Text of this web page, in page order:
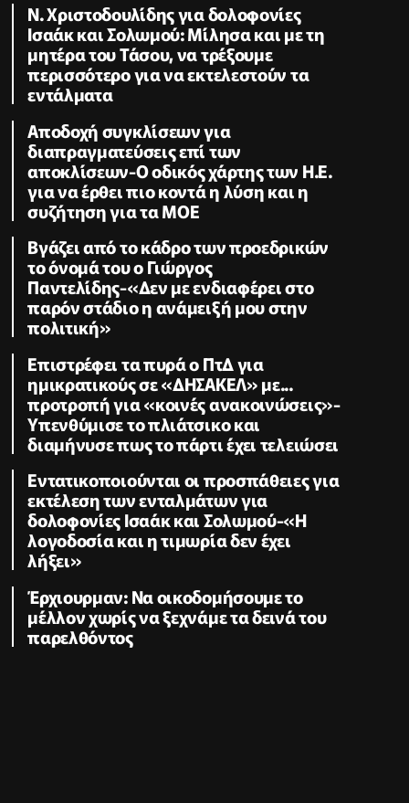
Ν. Χριστοδουλίδης για δολοφονίες
Ισαάκ και Σολωμού: Μίλησα και με τη
μητέρα του Τάσου, να τρέξουμε
περισσότερο για να εκτελεστούν τα
εντάλματα
Αποδοχή συγκλίσεων για
διαπραγματεύσεις επί των
αποκλίσεων-Ο οδικός χάρτης των Η.Ε.
για να έρθει πιο κοντά η λύση και η
συζήτηση για τα ΜΟΕ
Βγάζει από το κάδρο των προεδρικών
το όνομά του ο Γιώργος
Παντελίδης-«Δεν με ενδιαφέρει στο
παρόν στάδιο η ανάμειξή μου στην
πολιτική»
Επιστρέφει τα πυρά ο ΠτΔ για
ημικρατικούς σε «ΔΗΣΑΚΕΛ» με...
προτροπή για «κοινές ανακοινώσεις»-
Υπενθύμισε το πλιάτσικο και
διαμήνυσε πως το πάρτι έχει τελειώσει
Εντατικοποιούνται οι προσπάθειες για
εκτέλεση των ενταλμάτων για
δολοφονίες Ισαάκ και Σολωμού-«Η
λογοδοσία και η τιμωρία δεν έχει
λήξει»
Έρχιουρμαν: Να οικοδομήσουμε το
μέλλον χωρίς να ξεχνάμε τα δεινά του
παρελθόντος